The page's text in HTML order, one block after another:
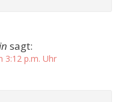
sagt:
3:12 p.m. Uhr